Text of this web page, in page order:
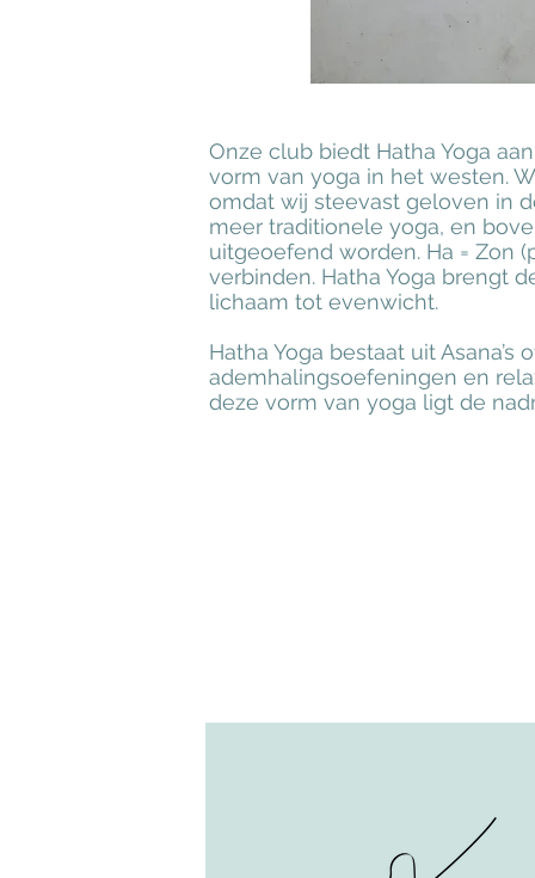
Onze club biedt Hatha Yoga
vorm van yoga in het westen.
omdat wij steevast geloven in
meer traditionele yoga, en
uitgeoefend worden. Ha = Zon
verbinden. Hatha Yoga brengt
lichaam tot evenwicht.
Hatha Yoga bestaat uit Asana’s
ademhalingsoefeningen en
deze vorm van yoga ligt de